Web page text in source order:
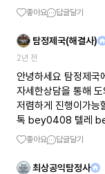
좋아요 답글달기
탐정제국(해결사)
2년 전
안녕하세요 탐정제국
자세한상담을 통해
저렴하게 진행이가
톡 bey0408 텔레
좋아요 답글달기
최상공익탐정사